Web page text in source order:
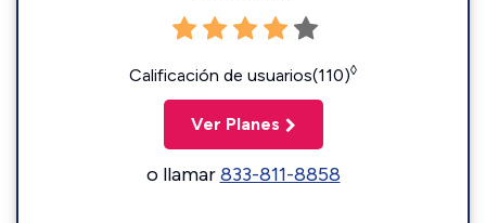
Calificación de usuarios(110)◊
Ver Planes
o llamar833-811-8858